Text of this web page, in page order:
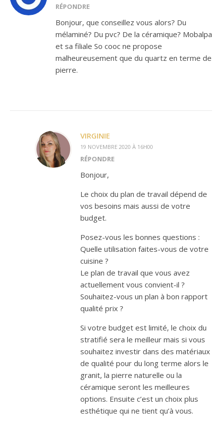
RÉPONDRE
Bonjour, que conseillez vous alors? Du
mélaminé? Du pvc? De la céramique? Mobalpa
et sa filiale So cooc ne propose
malheureusement que du quartz en terme de
pierre.
VIRGINIE
19 NOVEMBRE 2020 À 16H00
RÉPONDRE
Bonjour,
Le choix du plan de travail dépend de
vos besoins mais aussi de votre
budget.
Posez-vous les bonnes questions :
Quelle utilisation faites-vous de votre
cuisine ?
Le plan de travail que vous avez
actuellement vous convient-il ?
Souhaitez-vous un plan à bon rapport
qualité prix ?
Si votre budget est limité, le choix du
stratifié sera le meilleur mais si vous
souhaitez investir dans des matériaux
de qualité pour du long terme alors le
granit, la pierre naturelle ou la
céramique seront les meilleures
options. Ensuite c’est un choix plus
esthétique qui ne tient qu’à vous.